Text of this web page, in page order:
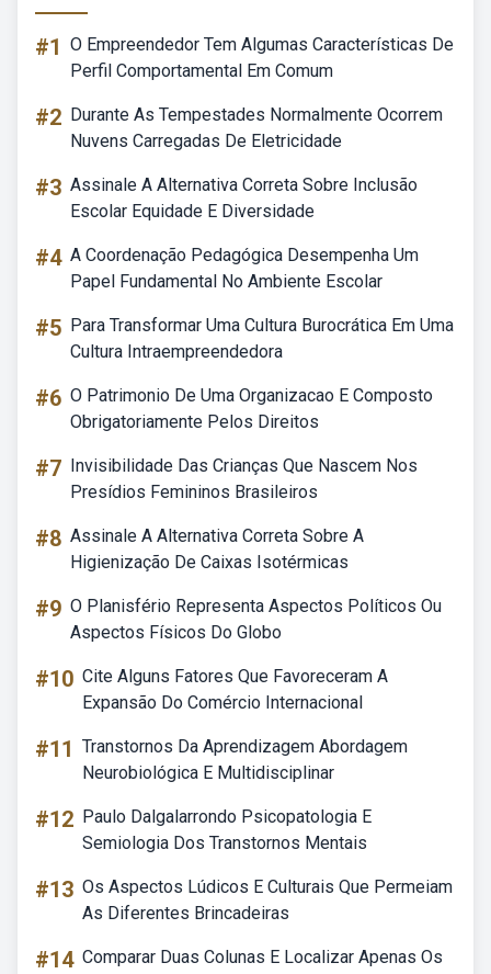
#1 O Empreendedor Tem Algumas Características De
Perfil Comportamental Em Comum
#2 Durante As Tempestades Normalmente Ocorrem
Nuvens Carregadas De Eletricidade
#3 Assinale A Alternativa Correta Sobre Inclusão
Escolar Equidade E Diversidade
#4 A Coordenação Pedagógica Desempenha Um
Papel Fundamental No Ambiente Escolar
#5 Para Transformar Uma Cultura Burocrática Em Uma
Cultura Intraempreendedora
#6 O Patrimonio De Uma Organizacao E Composto
Obrigatoriamente Pelos Direitos
#7 Invisibilidade Das Crianças Que Nascem Nos
Presídios Femininos Brasileiros
#8 Assinale A Alternativa Correta Sobre A
Higienização De Caixas Isotérmicas
#9 O Planisfério Representa Aspectos Políticos Ou
Aspectos Físicos Do Globo
#10 Cite Alguns Fatores Que Favoreceram A
Expansão Do Comércio Internacional
#11 Transtornos Da Aprendizagem Abordagem
Neurobiológica E Multidisciplinar
#12 Paulo Dalgalarrondo Psicopatologia E
Semiologia Dos Transtornos Mentais
#13 Os Aspectos Lúdicos E Culturais Que Permeiam
As Diferentes Brincadeiras
#14 Comparar Duas Colunas E Localizar Apenas Os